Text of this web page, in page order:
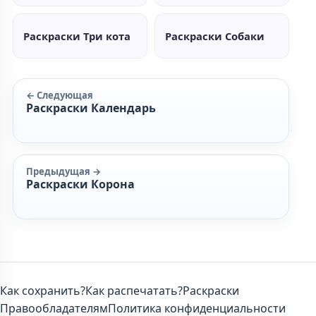
Раскраски Три кота Раскраски Собаки
← Следующая
Раскраски Календарь
Предыдущая →
Раскраски Корона
Как сохранить?Как распечатать?Раскраски
ПравообладателямПолитика конфиденциальности